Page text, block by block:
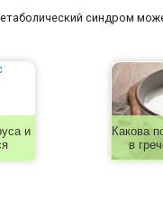
синдром
и
Какова
в